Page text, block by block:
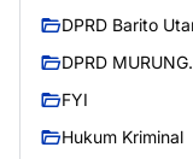
DPRD Barito
DPRD MURUNG
RAYA
FYI
Hukum Kriminal